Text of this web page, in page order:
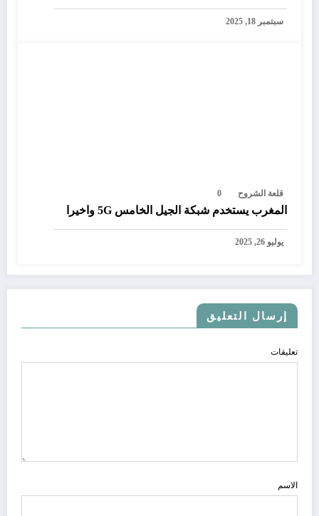
المغرب
سبتمبر 18, 2025
قلعة الشروح 0
المغرب يستخدم شبكة الجيل الخامس 5G واخيرا
يوليو 26, 2025
إرسال التعليق
تعليقات
الاسم